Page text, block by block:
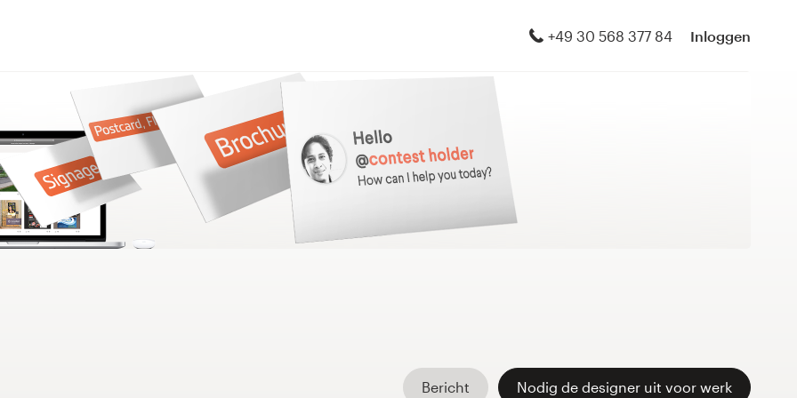
+49 30 568 377 84 Inloggen
Bericht Nodig de designer uit voor werk